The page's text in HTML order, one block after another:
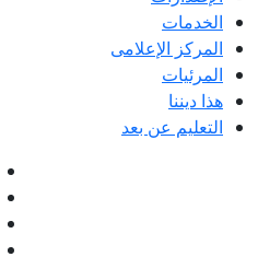
الخدمات
المركز الإعلامى
المرئيات
هذا ديننا
التعليم عن بعد